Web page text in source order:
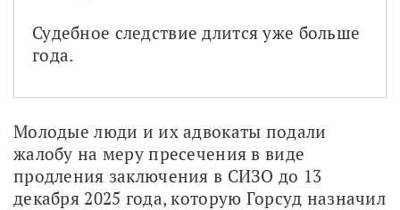
Судебное следствие длится уже больше
года.
Молодые люди и их адвокаты подали
жалобу на меру пресечения в виде
продления заключения в СИЗО до 13
декабря 2025 года, которую Горсуд назначил